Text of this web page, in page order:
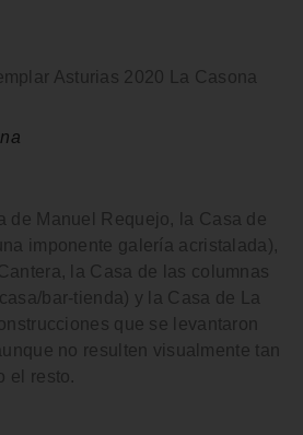
de Manuel Requejo, la Casa de
imponente galería acristalada),
, la Casa de las columnas
bar-tienda) y la Casa de La
que se levantaron
no resulten visualmente tan
el resto.